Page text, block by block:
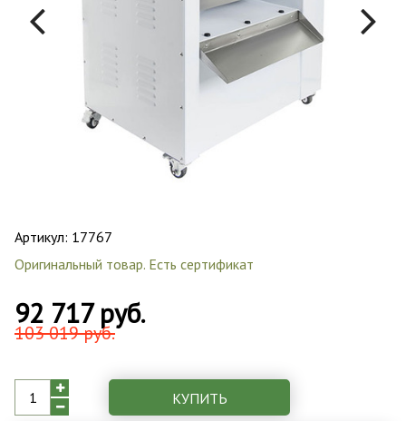
Артикул: 17767
Оригинальный товар. Есть сертификат
92 717 руб.
103 019 руб.
КУПИТЬ